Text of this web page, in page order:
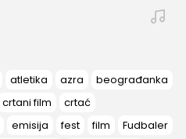
atletika azra
beograđanka
crtani film
crtać
emisija fest film
Fudbaler